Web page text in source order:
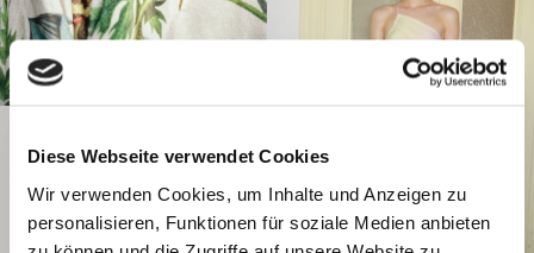
Diese Webseite verwendet Cookies
Wir verwenden Cookies, um Inhalte und Anzeigen zu
personalisieren, Funktionen für soziale Medien anbieten